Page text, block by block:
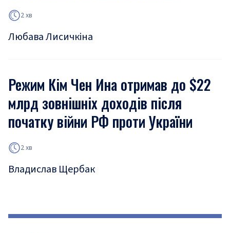
2 хв
Любава Лисичкіна
Режим Кім Чен Ина отримав до $22
млрд зовнішніх доходів після
початку війни РФ проти України
2 хв
Владислав Щербак